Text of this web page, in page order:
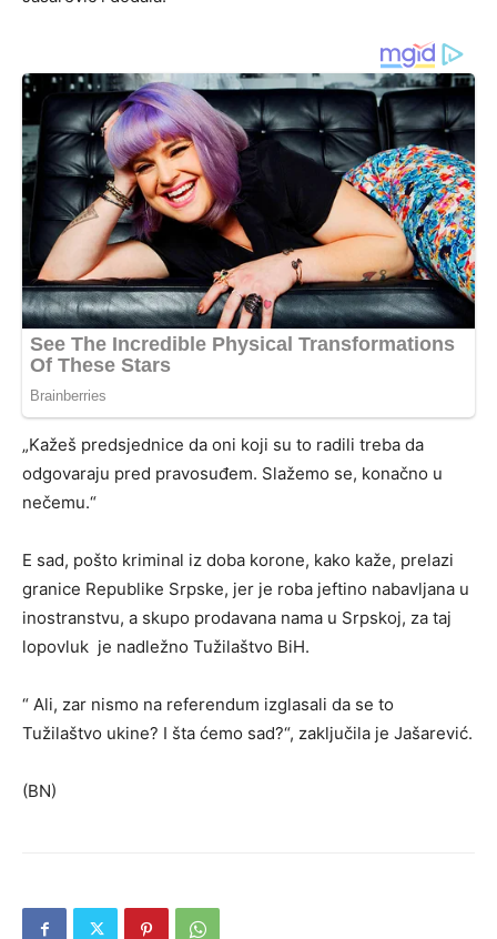
„Kažeš predsjednice da oni koji su to radili treba da
odgovaraju pred pravosuđem. Slažemo se, konačno u
nečemu.“
E sad, pošto kriminal iz doba korone, kako kaže, prelazi
granice Republike Srpske, jer je roba jeftino nabavljana u
inostranstvu, a skupo prodavana nama u Srpskoj, za taj
lopovluk je nadležno Tužilaštvo BiH.
“ Ali, zar nismo na referendum izglasali da se to
Tužilaštvo ukine? I šta ćemo sad?“, zaključila je Jašarević.
(BN)